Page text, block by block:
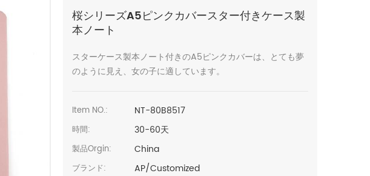
桜シリーズA5ピンクカバースター付きケース製
本ノート
スターケース製本ノート付きのA5ピンクカバーは、とても夢
のように見え、女の子に適しています。
Item NO.: NT-80B8517
時間: 30-60天
製品Orgin: China
ブランド: AP/Customized